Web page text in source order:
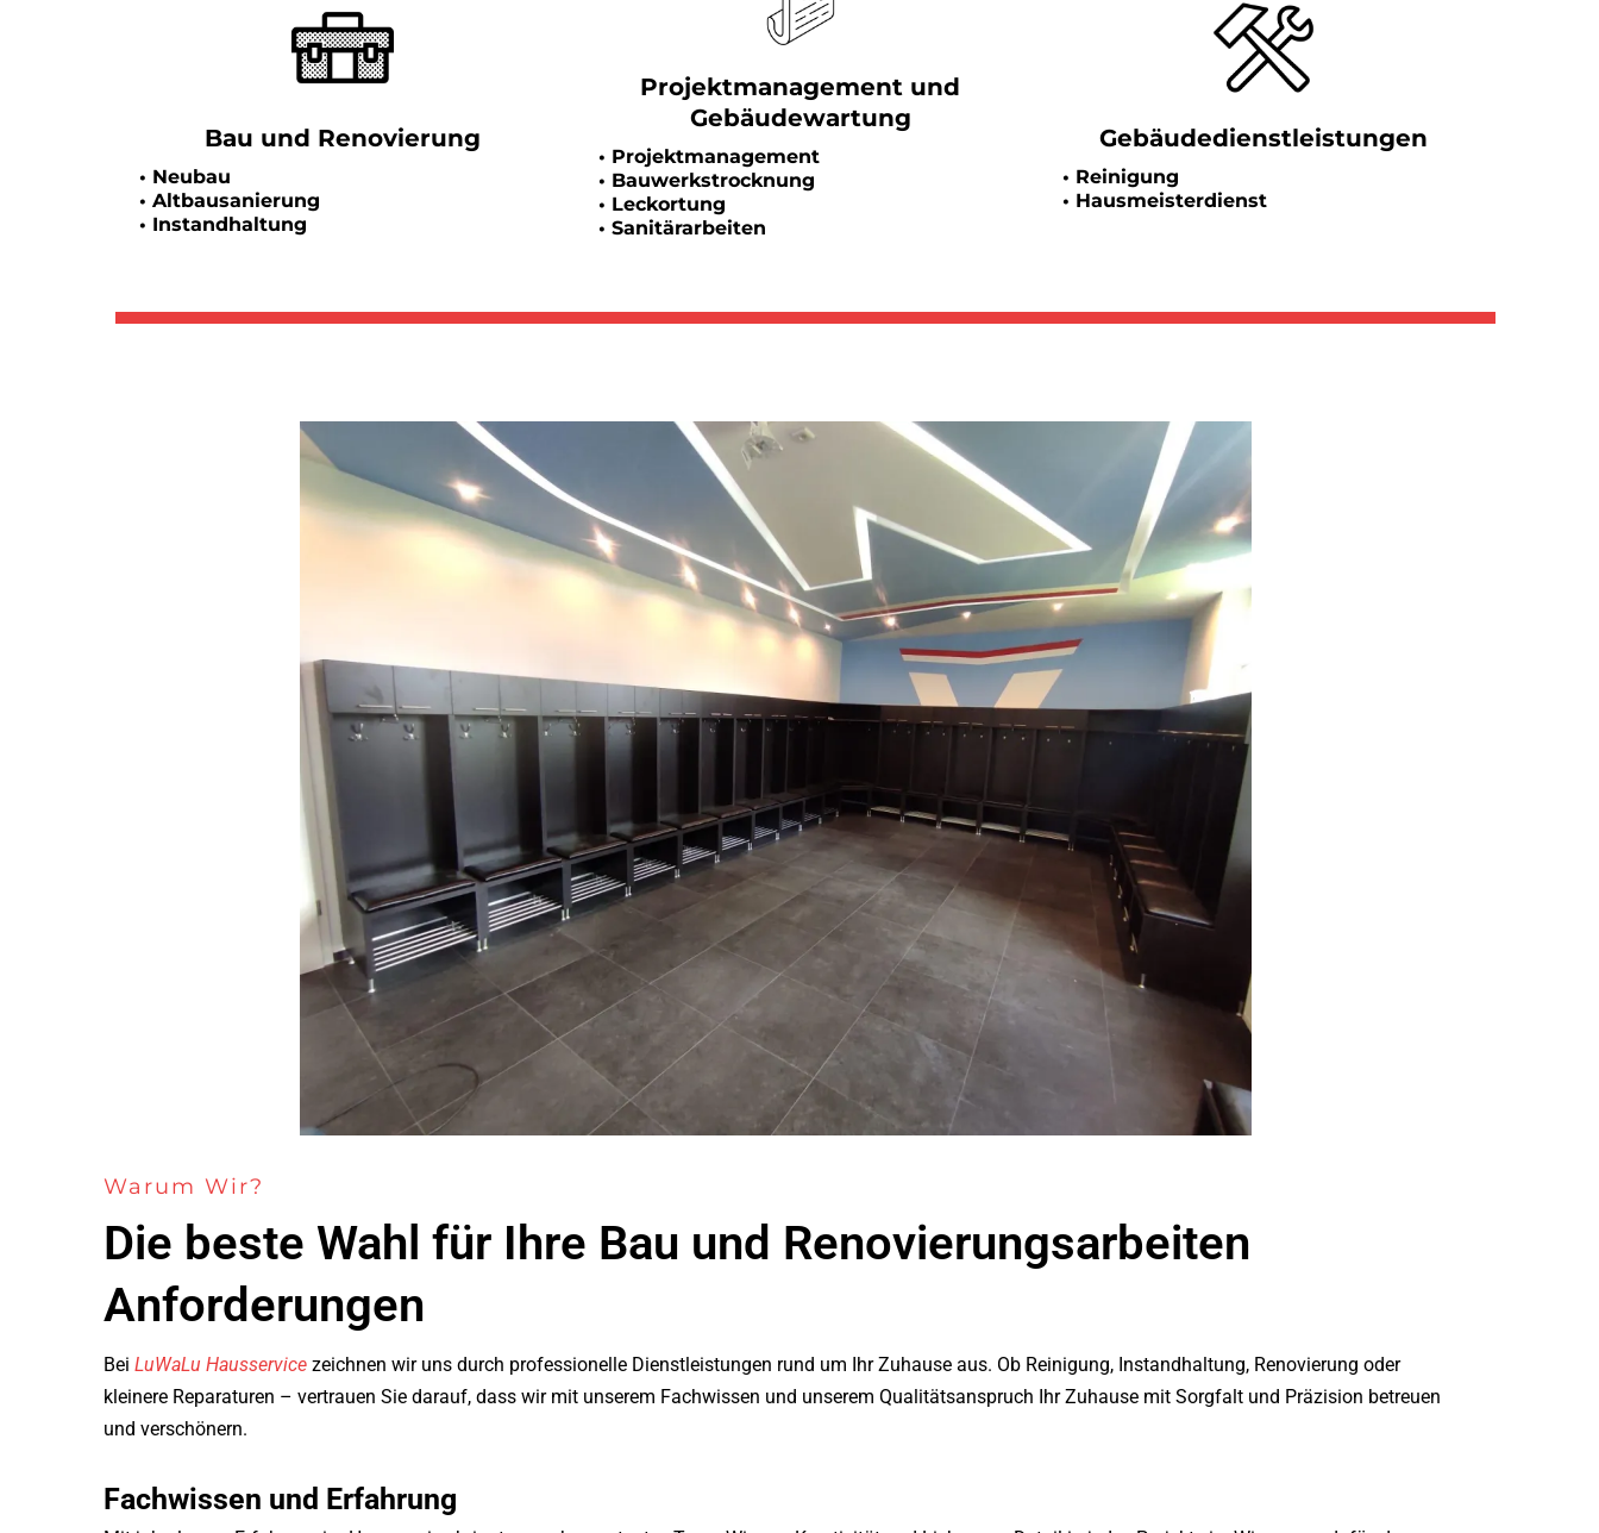
Bau und Renovierung
• Neubau
• Altbausanierung
• Instandhaltung
Projektmanagement und
Gebäudewartung
• Projektmanagement
• Bauwerkstrocknung
• Leckortung
• Sanitärarbeiten
Gebäudedienstleistungen
• Reinigung
• Hausmeisterdienst
Warum Wir?
Die beste Wahl für Ihre Bau und Renovierungsarbeiten
Anforderungen
Bei LuWaLu Hausservice zeichnen wir uns durch professionelle Dienstleistungen rund um Ihr Zuhause aus. Ob Reinigung, Instandhaltung, Renovierung oder
kleinere Reparaturen – vertrauen Sie darauf, dass wir mit unserem Fachwissen und unserem Qualitätsanspruch Ihr Zuhause mit Sorgfalt und Präzision betreuen
und verschönern.
Fachwissen und Erfahrung